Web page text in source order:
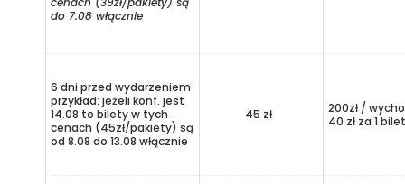
do 7.08 włącznie
6 dni przed wydarzeniem
przykład: jeżeli konf. jest
14.08 to bilety w tych
cenach (45zł/pakiety) są
od 8.08 do 13.08 włącznie
45 zł
200zł /
40 zł za 1 bilet